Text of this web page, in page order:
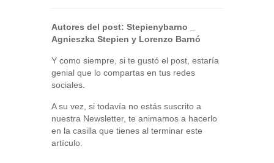
Autores del post: Stepienybarno
Agnieszka Stepien y Lorenzo Barnó
Y como siempre, si te gustó el post, estaría
genial que lo compartas en tus redes
sociales.
A su vez, si todavía no estás suscrito a
nuestra Newsletter, te animamos a hacerlo
en la casilla que tienes al terminar este
artículo.